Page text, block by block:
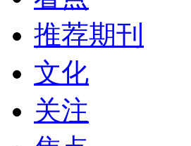
推荐期刊
文化
关注